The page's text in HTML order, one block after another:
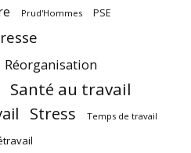
Prud'Hommes PSE
Réorganisation
Santé au travail
Stress Temps de travail